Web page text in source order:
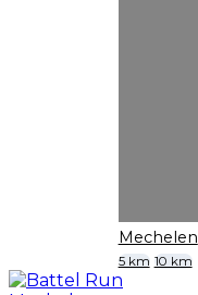
Mechelen
5 km 10 km